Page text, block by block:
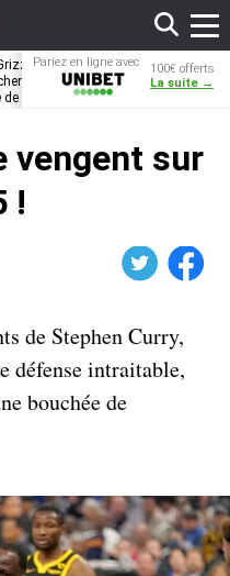
déjà une
sortie
Dwane Casey
bientôt coach
Pariez en ligne avec
100€ offerts
La suite →
vengent sur
!
Facebook
de Stephen Curry,
défense intraitable,
bouchée de